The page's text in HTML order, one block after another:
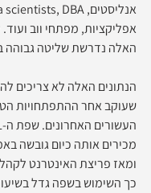
אפליקציות, מפתחי ווב
האלה נדרשת שליטה גבוהה
הנתונים האלה לא צריכים
שעוקב אחר ההתפתחויות
ומאז פריצת האינטרנט
כך השימוש בשפה גדל